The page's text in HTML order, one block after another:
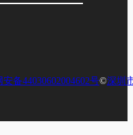
备44030602004602号©深圳